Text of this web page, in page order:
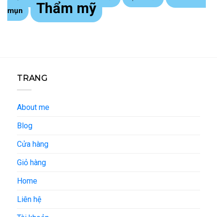
mụn
Thẩm mỹ
TRANG
About me
Blog
Cửa hàng
Giỏ hàng
Home
Liên hệ